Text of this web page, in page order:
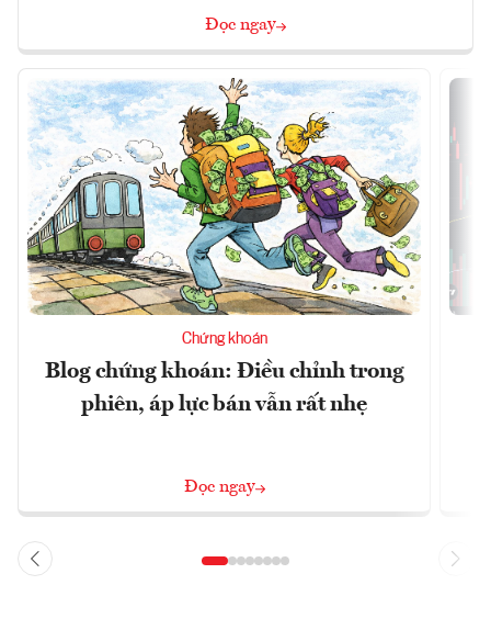
Đọc ngay
Chứng khoán
Blog chứng khoán: Điều chỉnh trong
phiên, áp lực bán vẫn rất nhẹ
Đọc ngay